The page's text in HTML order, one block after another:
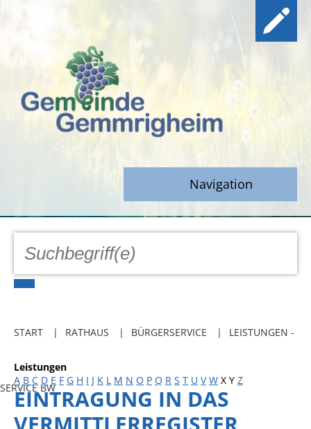
Navigation
GEMEINDE
Freibadkarten
Social Media
Parkraumkonzept
START RATHAUS BÜRGERSERVICE LEISTUNGEN -
SERVICE BW
Leistungen
A B C D E F G H I J K L M N O P Q R S T U V W X Y Z
EINTRAGUNG IN DAS